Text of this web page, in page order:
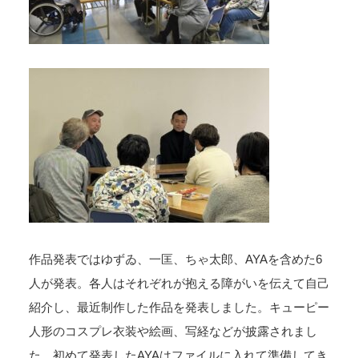
作品発表ではゆずゐ、一匡、ちゃ太郎、AYAを含めた6
人が発表。各人はそれぞれが抱える障がいを伝えて自己
紹介し、最近制作した作品を発表しました。キューピー
人形のコスプレ衣装や絵画、写経などが披露されまし